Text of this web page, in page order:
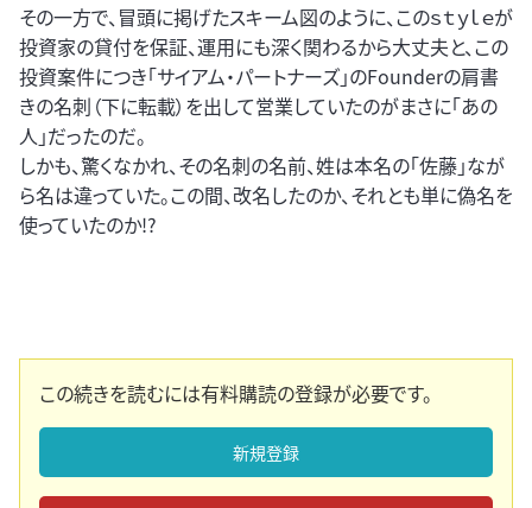
その一方で、冒頭に掲げたスキーム図のように、このｓｔｙｌｅが
投資家の貸付を保証、運用にも深く関わるから大丈夫と、この
投資案件につき「サイアム・パートナーズ」のFounderの肩書
きの名刺（下に転載）を出して営業していたのがまさに「あの
人」だったのだ。
しかも、驚くなかれ、その名刺の名前、姓は本名の「佐藤」なが
ら名は違っていた。この間、改名したのか、それとも単に偽名を
使っていたのか!?
この続きを読むには有料購読の登録が必要です。
新規登録